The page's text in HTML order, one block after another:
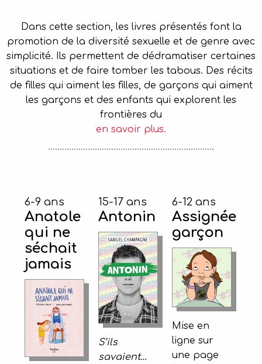
Dans cette section, les livres présentés font la
promotion de la diversité sexuelle et de genre avec
simplicité. Ils permettent de dédramatiser certaines
situations et de faire tomber les tabous. Des récits
de filles qui aiment les filles, de garçons qui aiment
les garçons et des enfants qui explorent les
frontières du
en savoir plus.
6-9 ans
Anatole
qui ne
séchait
jamais
15-17 ans
Antonin
S’ils
savaient…
6-12 ans
Assignée
garçon
Mise en
ligne sur
une page